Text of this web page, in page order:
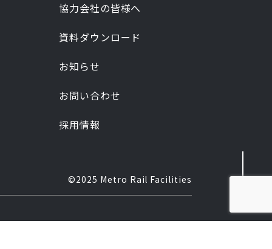
協力会社の皆様へ
資料ダウンロード
お知らせ
お問い合わせ
採用情報
©2025 Metro Rail Facilities